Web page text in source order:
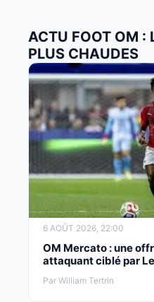
ACTU FOOT OM :
PLUS CHAUDES
6 AOÛT 2026, 22:00
OM Mercato : une
attaquant ciblé par
Par William Tertrin